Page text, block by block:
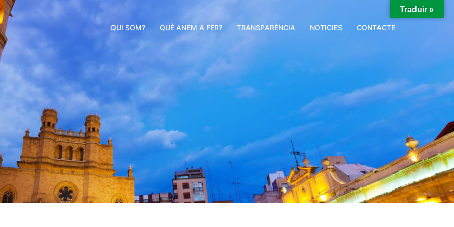
QUI SOM? QUÈ ANEM A FER? TRANSPARÈNCIA NOTICIES CONTACTE
Traduir »